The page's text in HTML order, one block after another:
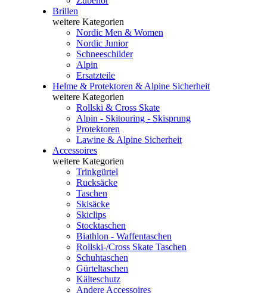
Brillen
weitere Kategorien
Nordic Men & Women
Nordic Junior
Schneeschilder
Alpin
Ersatzteile
Helme & Protektoren & Alpine Sicherheit
weitere Kategorien
Rollski & Cross Skate
Alpin - Skitouring - Skisprung
Protektoren
Lawine & Alpine Sicherheit
Accessoires
weitere Kategorien
Trinkgürtel
Rucksäcke
Taschen
Skisäcke
Skiclips
Stocktaschen
Biathlon - Waffentaschen
Rollski-/Cross Skate Taschen
Schuhtaschen
Gürteltaschen
Kälteschutz
Andere Accessoires